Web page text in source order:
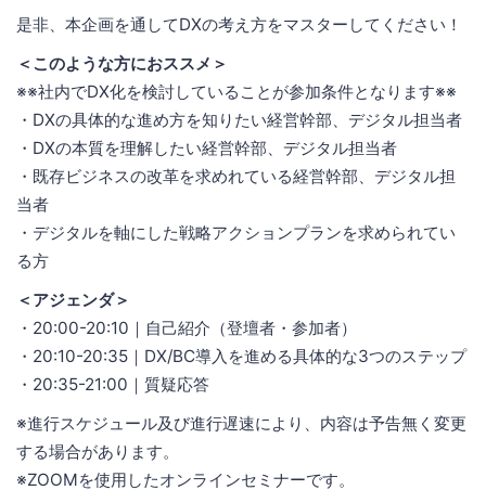
是非、本企画を通してDXの考え方をマスターしてください！
＜このような方におススメ＞
※※社内でDX化を検討していることが参加条件となります※※
・DXの具体的な進め方を知りたい経営幹部、デジタル担当者
・DXの本質を理解したい経営幹部、デジタル担当者
・既存ビジネスの改革を求めれている経営幹部、デジタル担
当者
・デジタルを軸にした戦略アクションプランを求められてい
る方
＜アジェンダ＞
・20:00-20:10｜自己紹介（登壇者・参加者）
・20:10-20:35｜DX/BC導入を進める具体的な3つのステップ
・20:35-21:00｜質疑応答
※進行スケジュール及び進行遅速により、内容は予告無く変更
する場合があります。
※ZOOMを使用したオンラインセミナーです。